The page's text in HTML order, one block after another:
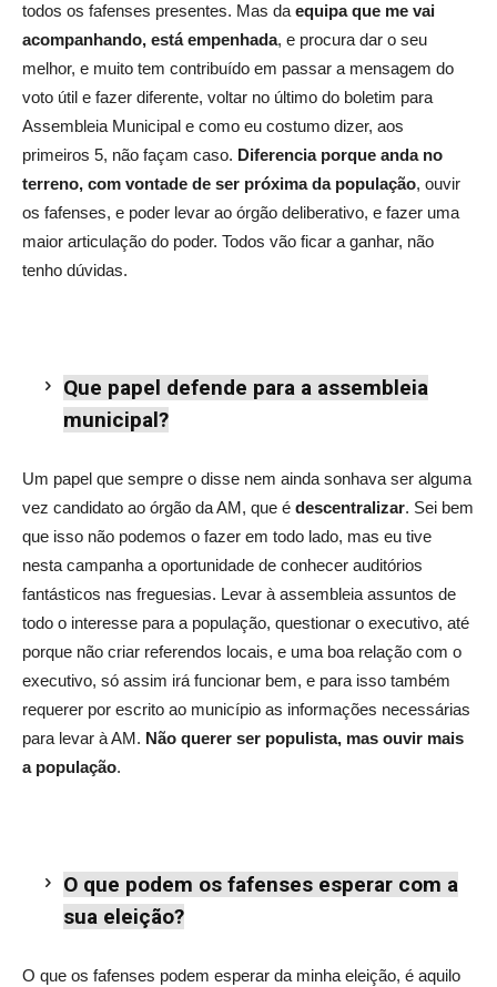
todos os fafenses presentes. Mas da equipa que me vai
acompanhando, está empenhada, e procura dar o seu
melhor, e muito tem contribuído em passar a mensagem do
voto útil e fazer diferente, voltar no último do boletim para
Assembleia Municipal e como eu costumo dizer, aos
primeiros 5, não façam caso. Diferencia porque anda no
terreno, com vontade de ser próxima da população, ouvir
os fafenses, e poder levar ao órgão deliberativo, e fazer uma
maior articulação do poder. Todos vão ficar a ganhar, não
tenho dúvidas.
Que papel defende para a assembleia
municipal?
Um papel que sempre o disse nem ainda sonhava ser alguma
vez candidato ao órgão da AM, que é descentralizar. Sei bem
que isso não podemos o fazer em todo lado, mas eu tive
nesta campanha a oportunidade de conhecer auditórios
fantásticos nas freguesias. Levar à assembleia assuntos de
todo o interesse para a população, questionar o executivo, até
porque não criar referendos locais, e uma boa relação com o
executivo, só assim irá funcionar bem, e para isso também
requerer por escrito ao município as informações necessárias
para levar à AM. Não querer ser populista, mas ouvir mais
a população.
O que podem os fafenses esperar com a
sua eleição?
O que os fafenses podem esperar da minha eleição, é aquilo